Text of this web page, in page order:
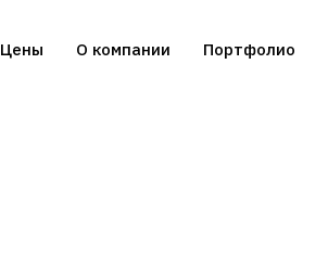
Цены О компании Портфолио